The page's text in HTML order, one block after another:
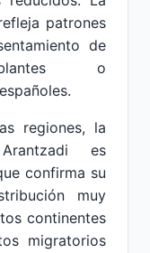
patrones
de
o
regiones, la
es
confirma su
muy
continentes
migratorios